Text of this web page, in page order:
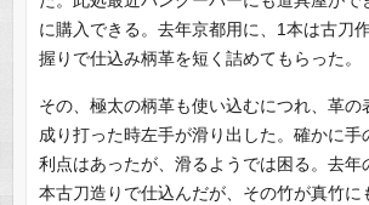
に購入できる。去年京都用に、1本は古刀
握りで仕込み柄革を短く詰めてもらった。
その、極太の柄革も使い込むにつれ、革の
成り打った時左手が滑り出した。確かに手
利点はあったが、滑るようでは困る。去年
本古刀造りで仕込んだが、その竹が真竹に